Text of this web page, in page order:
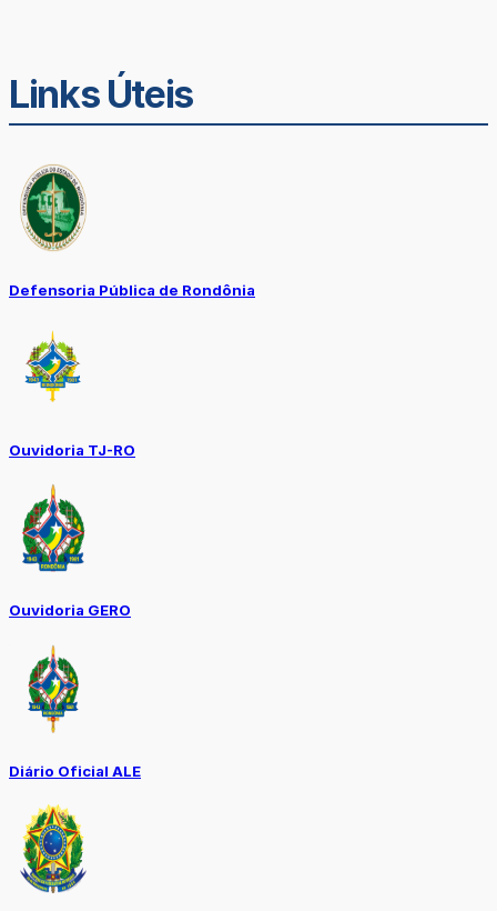
Links Úteis
Defensoria Pública de Rondônia
Ouvidoria TJ-RO
Ouvidoria GERO
Diário Oficial ALE